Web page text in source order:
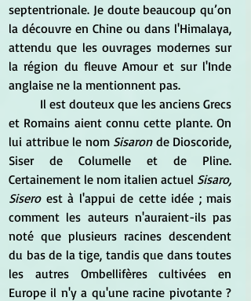
septentrionale. Je doute beaucoup qu’on
la découvre en Chine ou dans l'Himalaya,
attendu que les ouvrages modernes sur
la région du fleuve Amour et sur l'Inde
anglaise ne la mentionnent pas.
et Romains aient connu cette plante. On
lui attribue le nom Sisaron de Dioscoride,
Siser de Columelle et de Pline.
Certainement le nom italien actuel Sisaro,
Sisero est à l'appui de cette idée ; mais
comment les auteurs n'auraient-ils pas
noté que plusieurs racines descendent
du bas de la tige, tandis que dans toutes
les autres Ombellifères cultivées en
Europe il n'y a qu'une racine pivotante ?